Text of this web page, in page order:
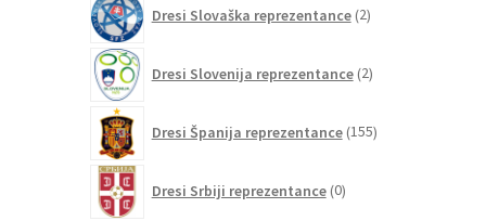
Dresi Slovaška reprezentance 2izdelka
Dresi Slovenija reprezentance 2izdelka
Dresi Španija reprezentance 155izdelkov
Dresi Srbiji reprezentance 0izdelkov